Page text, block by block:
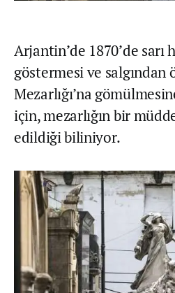
Arjantin’de 1870’de sarı
göstermesi ve
Mezarlığı’na
için, mezarlığın bir
edildiği biliniyor.